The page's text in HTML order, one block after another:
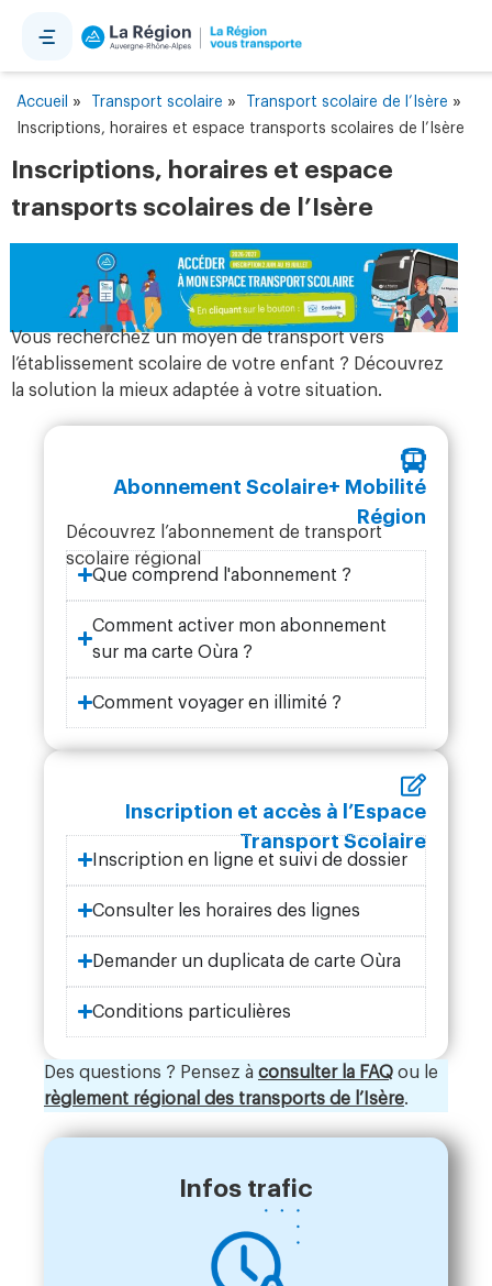
Accueil » Transport scolaire » Transport scolaire de l’Isère »
Inscriptions, horaires et espace transports scolaires de l’Isère
Inscriptions, horaires et espace
transports scolaires de l’Isère
Vous recherchez un moyen de transport vers
l’établissement scolaire de votre enfant ? Découvrez
la solution la mieux adaptée à votre situation.
Abonnement Scolaire+ Mobilité
Région
Découvrez l’abonnement de transport
scolaire régional
Que comprend l'abonnement ?
Comment activer mon abonnement
sur ma carte Oùra ?
Comment voyager en illimité ?
Inscription et accès à l’Espace
Transport Scolaire
Inscription en ligne et suivi de dossier
Consulter les horaires des lignes
Demander un duplicata de carte Oùra
Conditions particulières
Des questions ? Pensez à consulter la FAQ ou le
règlement régional des transports de l’Isère.
Infos trafic